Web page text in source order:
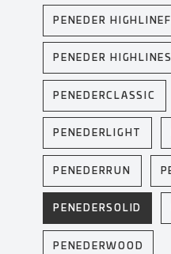
PENEDER
PENEDER
PENEDERCLASSIC
PENEDERLIGHT
PENEDERRUN
PENEDERSOLID
PENEDERWOOD